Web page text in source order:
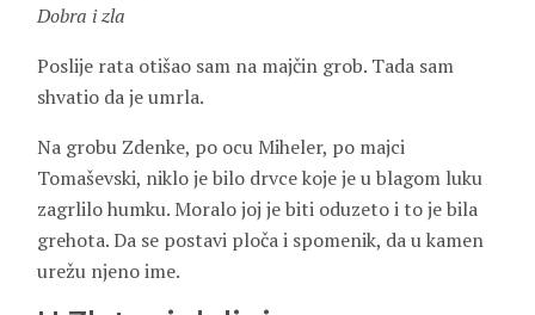
Dobra i zla
Poslije rata otišao sam na majčin grob. Tada sam
shvatio da je umrla.
Na grobu Zdenke, po ocu Miheler, po majci
Tomaševski, niklo je bilo drvce koje je u blagom luku
zagrlilo humku. Moralo joj je biti oduzeto i to je bila
grehota. Da se postavi ploča i spomenik, da u kamen
urežu njeno ime.